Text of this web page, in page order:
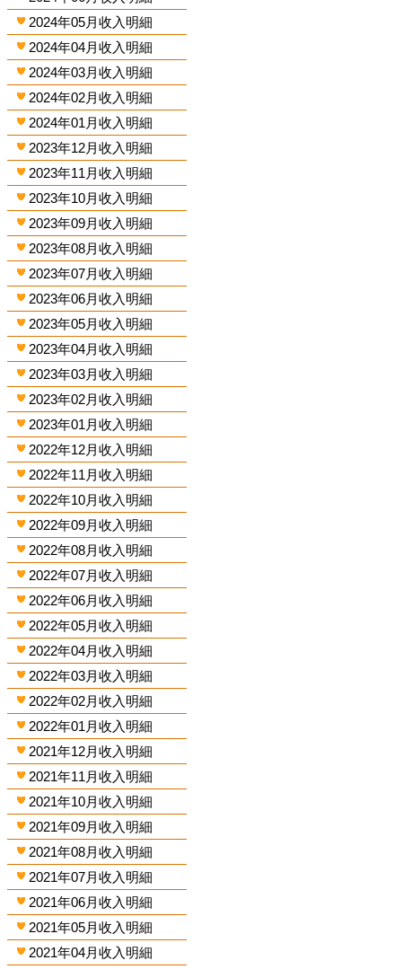
2024年05月收入明細
2024年04月收入明細
2024年03月收入明細
2024年02月收入明細
2024年01月收入明細
2023年12月收入明細
2023年11月收入明細
2023年10月收入明細
2023年09月收入明細
2023年08月收入明細
2023年07月收入明細
2023年06月收入明細
2023年05月收入明細
2023年04月收入明細
2023年03月收入明細
2023年02月收入明細
2023年01月收入明細
2022年12月收入明細
2022年11月收入明細
2022年10月收入明細
2022年09月收入明細
2022年08月收入明細
2022年07月收入明細
2022年06月收入明細
2022年05月收入明細
2022年04月收入明細
2022年03月收入明細
2022年02月收入明細
2022年01月收入明細
2021年12月收入明細
2021年11月收入明細
2021年10月收入明細
2021年09月收入明細
2021年08月收入明細
2021年07月收入明細
2021年06月收入明細
2021年05月收入明細
2021年04月收入明細